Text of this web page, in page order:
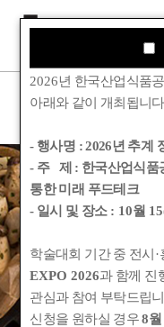
Korean
2026년 한국산업식품
아래와 같이 개최됩니다
- 행사명 :2026년 추계
- 주 제 : 한국산업식품
통한 미래 푸드테크
- 일시 및 장소 : 10월
학술대회 기간 중 전시 ·
EXPO 2026과 함께 진
관심과 참여 부탁드립
신청을 원하실 경우8월